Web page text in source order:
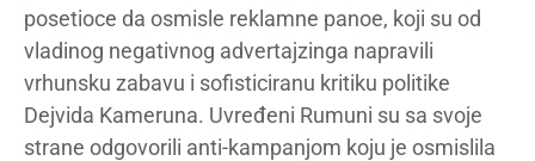
posetioce da osmisle reklamne panoe, koji su od
vladinog negativnog advertajzinga napravili
vrhunsku zabavu i sofisticiranu kritiku politike
Dejvida Kameruna. Uvređeni Rumuni su sa svoje
strane odgovorili anti-kampanjom koju je osmislila